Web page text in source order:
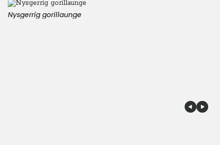
Nysgerrig gorillaunge